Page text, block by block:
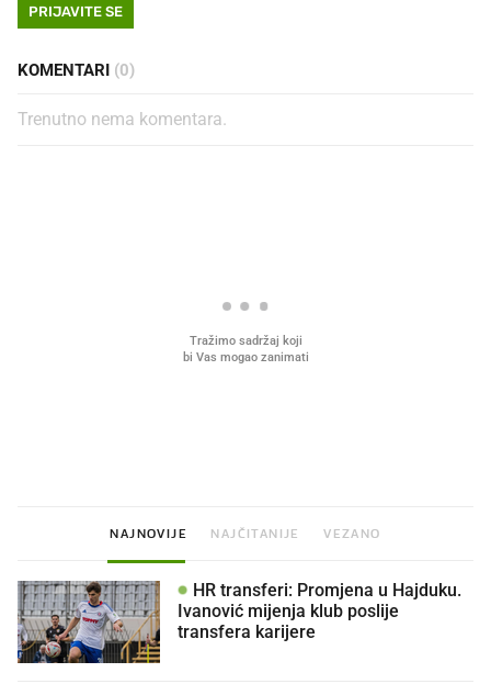
PRIJAVITE SE
KOMENTARI (0)
Trenutno nema komentara.
NAJNOVIJE NAJČITANIJE VEZANO
HR transferi: Promjena u Hajduku.
Ivanović mijenja klub poslije
transfera karijere